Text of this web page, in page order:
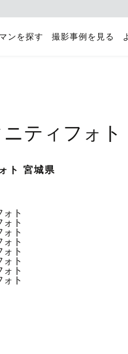
ンを探す 撮影事例を見る
ティフォト
ト 宮城県